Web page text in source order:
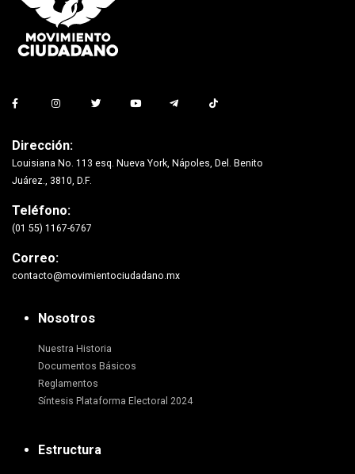
Dirección:
Louisiana No. 113 esq. Nueva York, Nápoles, Del. Benito
Juárez., 3810, D.F.
Teléfono:
(01 55) 1167-6767
Correo:
contacto@movimientociudadano.mx
Nosotros
Nuestra Historia
Documentos Básicos
Reglamentos
Síntesis Plataforma Electoral 2024
Estructura